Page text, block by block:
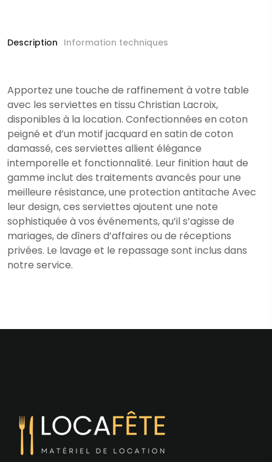
Description Information techniques
Apportez une touche de raffinement à votre table
avec les serviettes en tissu Christian Lacroix,
disponibles à la location. Confectionnées en coton
peigné et d’un motif jacquard en satin de coton
damassé, ces serviettes allient élégance
intemporelle et fonctionnalité. Leur finition haut de
gamme inclut des traitements avancés pour une
meilleure résistance, une protection antitache Avec
leur design, ces serviettes ajoutent une note
sophistiquée à vos événements, qu’il s’agisse de
mariages, de dîners d’affaires ou de réceptions
privées. Le lavage et le repassage sont inclus dans
notre service.